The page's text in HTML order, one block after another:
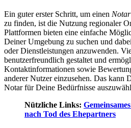
Ein guter erster Schritt, um einen
zu finden, ist die Nutzung regionaler
Plattformen bieten eine einfache
Deiner Umgebung zu suchen und
oder Dienstleistungen anzuwenden.
benutzerfreundlich gestaltet und
Kontaktinformationen sowie
anderer Nutzer einzusehen. Das kann
Notar für Deine Bedürfnisse
Nützliche Links:
nach Tod des Ehepartners